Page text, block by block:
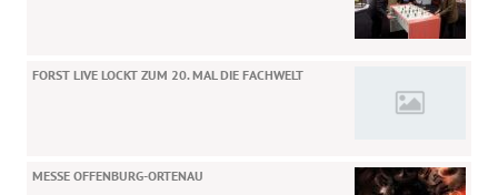
FORST LIVE LOCKT ZUM 20. MAL DIE FACHWELT
MESSE OFFENBURG-ORTENAU